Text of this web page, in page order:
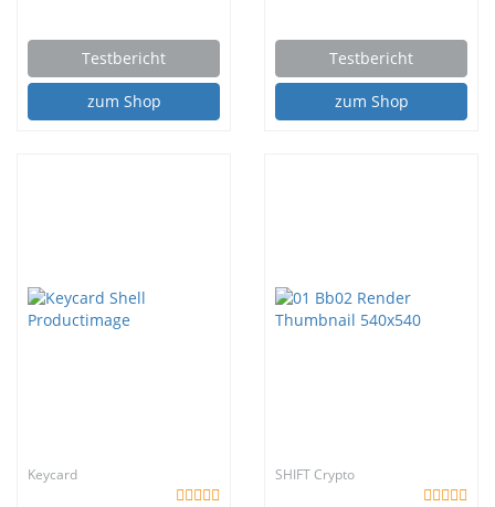
Testbericht
zum Shop
Testbericht
zum Shop
Keycard SHIFT Crypto